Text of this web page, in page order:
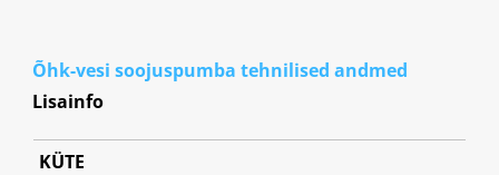
Õhk-vesi soojuspumba tehnilised andmed
Lisainfo
KÜTE